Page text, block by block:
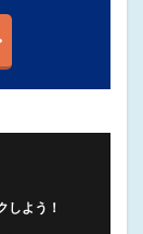
しよう！